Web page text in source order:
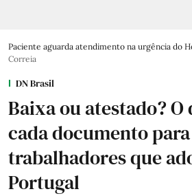
Paciente aguarda atendimento na urgência do
Correia
DN Brasil
Baixa ou atestado?
cada documento para
trabalhadores que
Portugal